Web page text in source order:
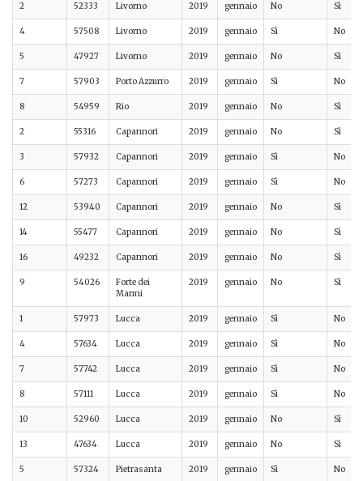
2 52333 Livorno 2019 gennaio No Sì
4 57508 Livorno 2019 gennaio Sì No
5 47927 Livorno 2019 gennaio No Sì
7 57903 Porto Azzurro 2019 gennaio Sì No
8 54959 Rio 2019 gennaio No Sì
2 55316 Capannori 2019 gennaio No Sì
3 57932 Capannori 2019 gennaio Sì No
6 57273 Capannori 2019 gennaio Sì No
12 53940 Capannori 2019 gennaio No Sì
14 55477 Capannori 2019 gennaio No Sì
16 49232 Capannori 2019 gennaio No Sì
9 54026
Forte dei
Marmi
2019 gennaio No Sì
1 57973 Lucca 2019 gennaio Sì No
4 57634 Lucca 2019 gennaio Sì No
7 57742 Lucca 2019 gennaio Sì No
8 57111 Lucca 2019 gennaio Sì No
10 52960 Lucca 2019 gennaio No Sì
13 47634 Lucca 2019 gennaio No Sì
5 57324 Pietrasanta 2019 gennaio Sì No